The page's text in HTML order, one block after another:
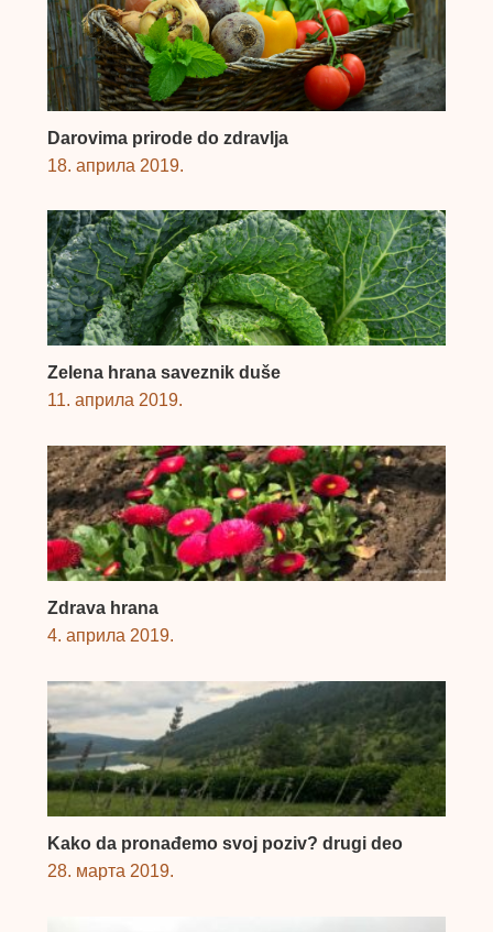
Darovima prirode do zdravlja
18. априла 2019.
Zelena hrana saveznik duše
11. априла 2019.
Zdrava hrana
4. априла 2019.
Kako da pronađemo svoj poziv? drugi deo
28. марта 2019.